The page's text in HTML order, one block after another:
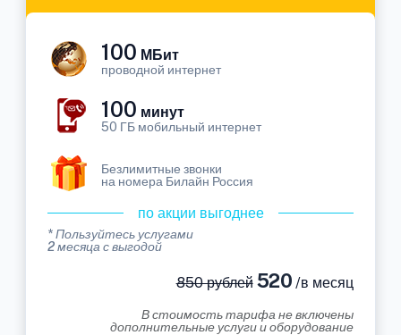
100 МБит
проводной интернет
100 минут
50 ГБ мобильный интернет
Безлимитные звонки
на номера Билайн Россия
по акции выгоднее
* Пользуйтесь услугами
2 месяца с выгодой
850 рублей520 /в месяц
В стоимость тарифа не включены
дополнительные услуги и оборудование